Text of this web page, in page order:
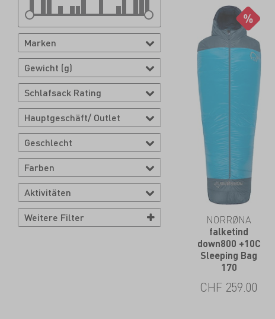
Marken
Gewicht (g)
Schlafsack Rating
Hauptgeschäft/ Outlet
Geschlecht
Farben
Aktivitäten
Weitere Filter
NORRØNA
falketind
down800 +10C
Sleeping Bag
170
CHF 259.00